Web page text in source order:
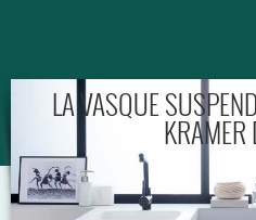
EQUIPEMENTLA VASQUE
KRAMER